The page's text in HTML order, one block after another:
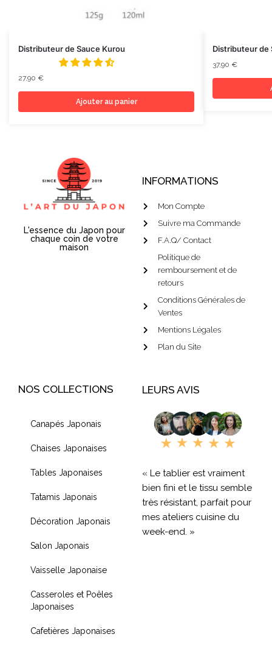
Distributeur de Sauce Kurou
27,90 €
Ajouter au panier
Distributeur de
37,90 €
L'essence du Japon pour
chaque coin de votre
maison
INFORMATIONS
Mon Compte
Suivre ma Commande
F.A.Q/ Contact
Politique de
remboursement et de
retours
Conditions Générales de
Ventes
Mentions Légales
Plan du Site
NOS COLLECTIONS
Canapés Japonais
Chaises Japonaises
Tables Japonaises
Tatamis Japonais
Décoration Japonais
Salon Japonais
Vaisselle Japonaise
Casseroles et Poêles
Japonaises
Cafetières Japonaises
LEURS AVIS
« Le tablier est vraiment
bien fini et le tissu semble
très résistant, parfait pour
mes ateliers cuisine du
week-end. »